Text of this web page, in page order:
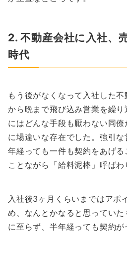
2. 不動産会社に入社、
時代
もう後がなくなって入社した
から晩まで飛び込み営業を繰
にはどんな手段も厭わない同
に場違いな存在でした。強引
年経っても一件も契約をあげ
ことながら「給料泥棒」呼ばわ
入社後3ヶ月くらいまではアポ
め、なんとかなると思ってい
に至らず、半年経っても契約が